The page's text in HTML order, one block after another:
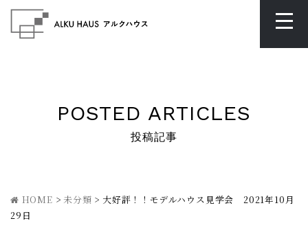
POSTED ARTICLES
投稿記事
HOME > 未分類 > 大好評！！モデルハウス見学会 2021年10月
29日